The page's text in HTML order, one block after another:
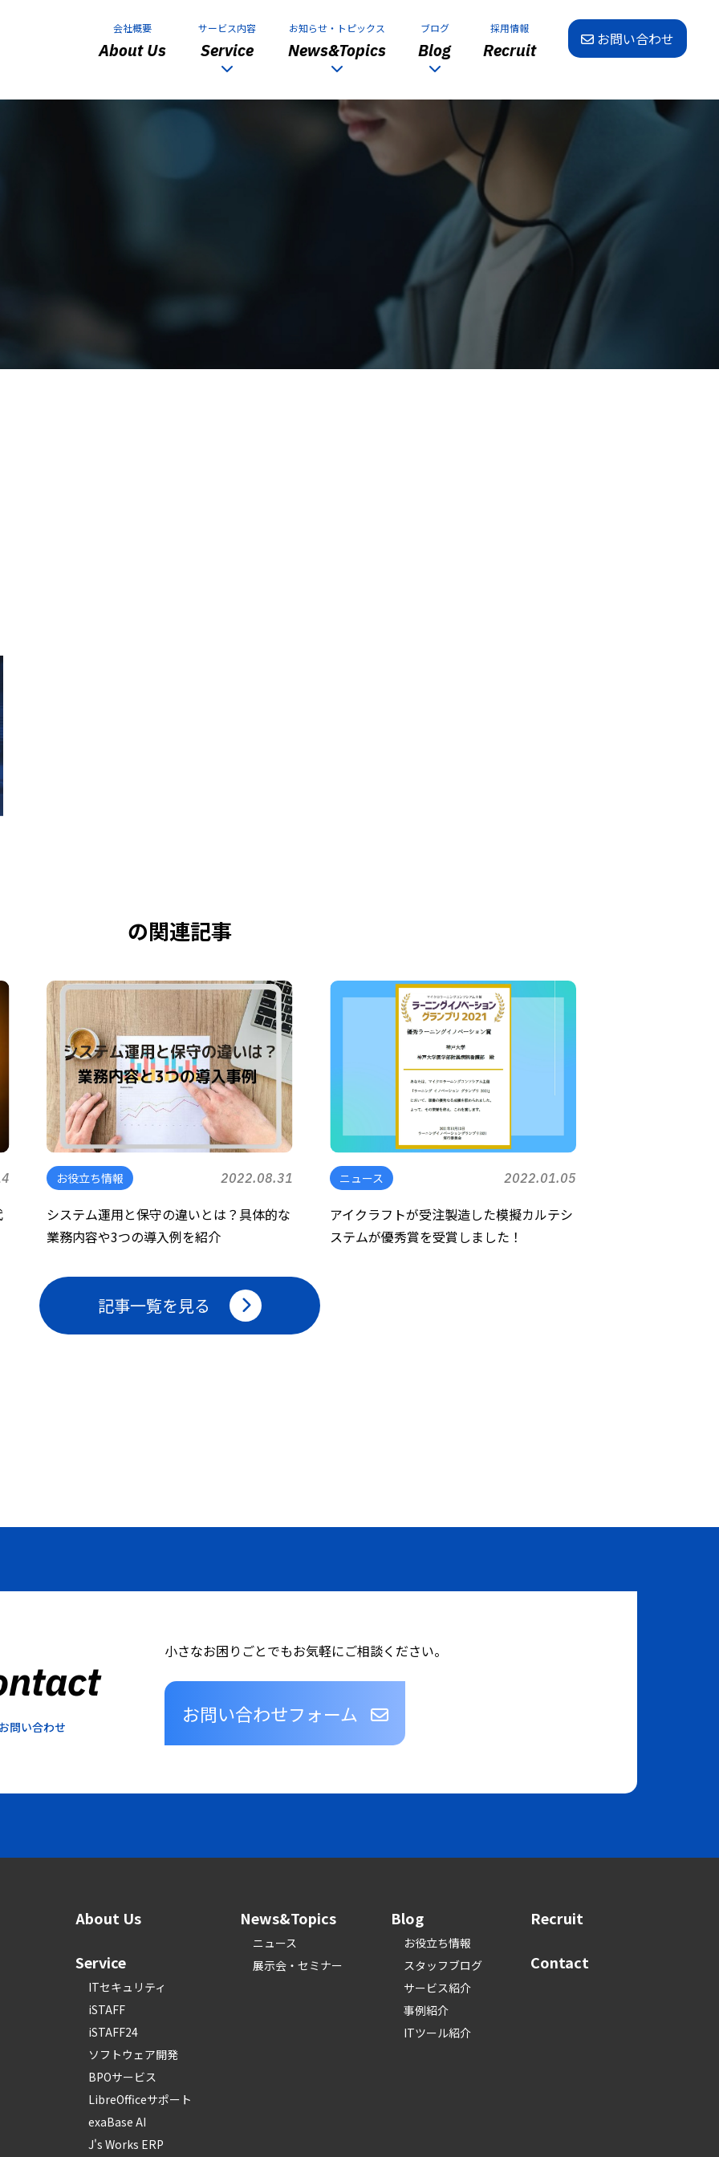
会社概要
About Us
サービス内容
Service
お知らせ・トピックス
News&Topics
ブログ
Blog
採用情報
Recruit
お問い合わせ
の関連記事
お役立ち情報 2022.08.31
システム運用と保守の違いとは？具体的な
業務内容や3つの導入例を紹介
ニュース 2022.01.05
アイクラフトが受注製造した模擬カルテシ
ステムが優秀賞を受賞しました！
記事一覧を見る
問い合わせ
小さなお困りごとでもお気軽にご相談ください。
お問い合わせフォーム
About Us
Service
ITセキュリティ
iSTAFF
iSTAFF24
ソフトウェア開発
BPOサービス
LibreOfficeサポート
exaBase AI
J's Works ERP
News&Topics
ニュース
展示会・セミナー
Blog
お役立ち情報
スタッフブログ
サービス紹介
事例紹介
ITツール紹介
Recruit
Contact